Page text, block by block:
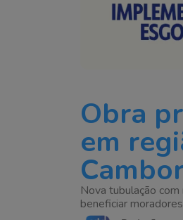
Obra
em
Nova tubulação
beneficiar